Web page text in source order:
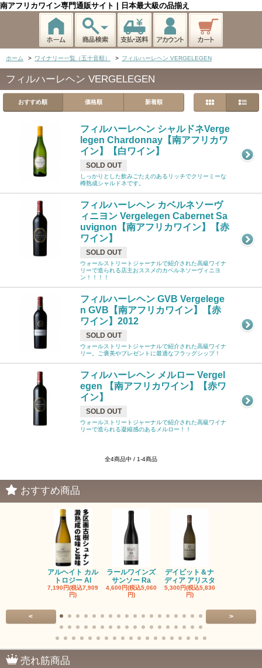
南アフリカワイン専門通販サイト | 日本最大級の品揃え
ホーム > ワイナリー一覧（五十音順） > フィルハーレヘン VERGELEGEN
フィルハーレヘン VERGELEGEN
おすすめ順 価格順 新着順
フィルハーレヘン シャルドネVerge
legen Chardonnay【南アフリカワ
イン】【白ワイン】
SOLD OUT
しっかりとした飲みごたえのあるリッチでクリーミーな
樽熟成シャルドネです。
フィルハーレヘン カベルネソーヴ
ィニヨン Vergelegen Cabernet Sa
uvignon【南アフリカワイン】【赤
ワイン】
SOLD OUT
ウォールストリートジャーナルで紹介された高級ワイナ
リーで造られる店主おススメのカベルネソーヴィニヨ
ン！！！！
フィルハーレヘン GVB Vergelege
n GVB【南アフリカワイン】【赤
ワイン】2012
SOLD OUT
ウォールストリートジャーナルで紹介された高級ワイナ
リー。ご褒美やプレゼントに最適なフラッグシップ！
フィルハーレヘン メルロー Vergel
egen 【南アフリカワイン】【赤ワ
イン】
SOLD OUT
ウォールストリートジャーナルで紹介された高級ワイナ
リーで造られる凝縮感のあるメルロー！！
全4商品中 / 1-4商品
おすすめ商品
アルヘイト カル
トロジー Al
7,190円(税込7,909
円)
ラールワインズ
サンソー Ra
4,600円(税込5,060
円)
デイビット＆ナ
ディア アリスタ
5,300円(税込5,830
円)
< >
売れ筋商品